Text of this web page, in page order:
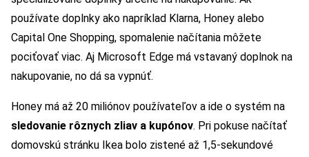
používate doplnky ako napríklad Klarna, Honey alebo
Capital One Shopping, spomalenie načítania môžete
pociťovať viac. Aj Microsoft Edge má vstavaný doplnok na
nakupovanie, no dá sa vypnúť.
Honey má až 20 miliónov používateľov a ide o systém na
sledovanie rôznych zliav a kupónov. Pri pokuse načítať
domovskú stránku Ikea bolo zistené až 1,5-sekundové